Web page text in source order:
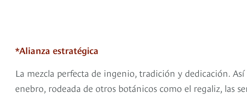
*Alianza estratégica
La mezcla perfecta de ingenio, tradición y dedicación.
enebro, rodeada de otros botánicos como el regaliz, las